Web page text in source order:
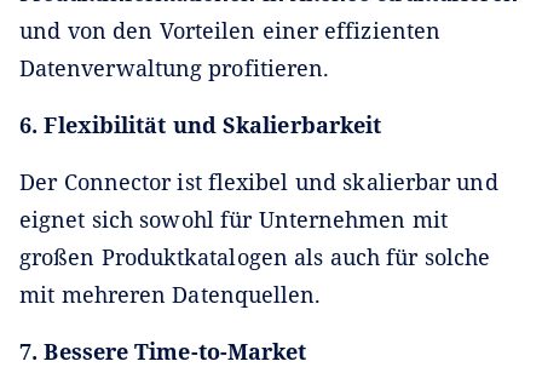
und von den Vorteilen einer effizienten
Datenverwaltung profitieren.
6. Flexibilität und Skalierbarkeit
Der Connector ist flexibel und skalierbar und
eignet sich sowohl für Unternehmen mit
großen Produktkatalogen als auch für solche
mit mehreren Datenquellen.
7. Bessere Time-to-Market